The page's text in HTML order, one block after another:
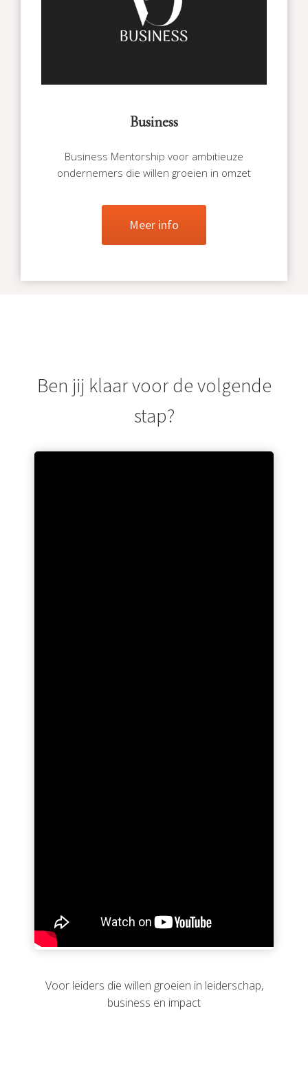
Business
Business Mentorship voor ambitieuze
ondernemers die willen groeien in omzet
Meer info
Ben jij klaar voor de volgende
stap?
Voor leiders die willen groeien in leiderschap,
business en impact